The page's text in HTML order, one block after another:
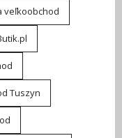
veľkoobchod
Tuszyn